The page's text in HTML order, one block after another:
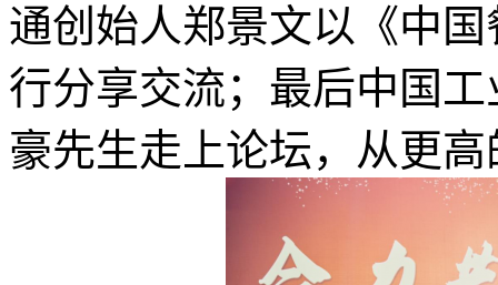
通创始人郑景文以《中
行分享交流；最后中国
豪先生走上论坛，从更